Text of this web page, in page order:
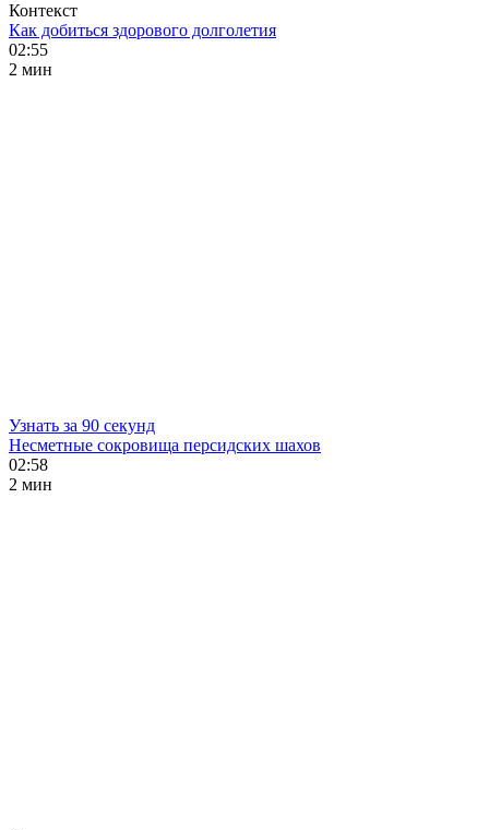
Контекст
Как добиться здорового долголетия
02:55
2 мин
Узнать за 90 секунд
Несметные сокровища персидских шахов
02:58
2 мин